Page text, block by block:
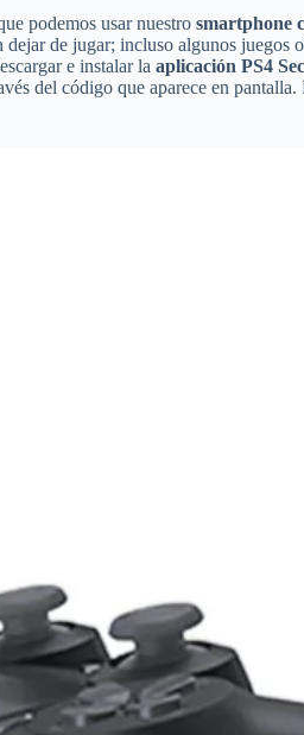
podemos usar nuestro smartphone
de jugar; incluso algunos juegos
e instalar la aplicación PS4
del código que aparece en pantalla.